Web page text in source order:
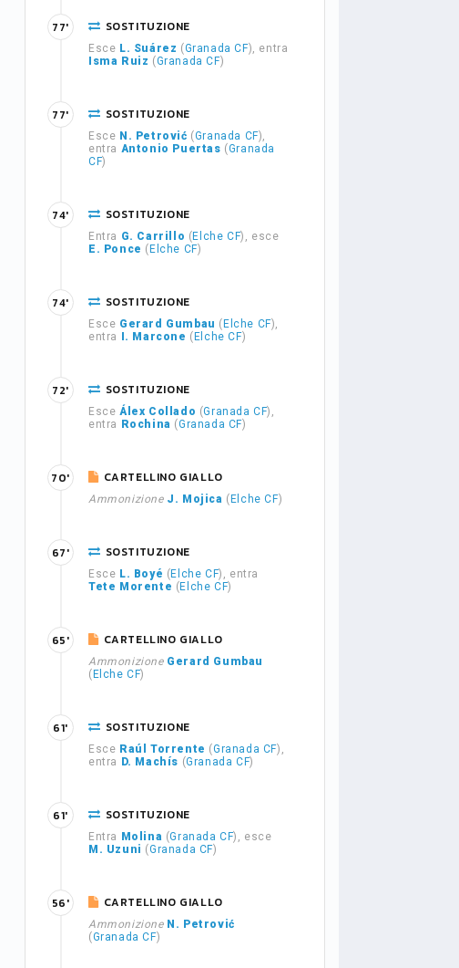
SOSTITUZIONE
Esce L. Suárez (Granada CF), entra
Isma Ruiz (Granada CF)
77'
SOSTITUZIONE
Esce N. Petrović (Granada CF),
entra Antonio Puertas (Granada
CF)
77'
SOSTITUZIONE
Entra G. Carrillo ( Elche CF), esce
E. Ponce ( Elche CF)
74'
SOSTITUZIONE
Esce Gerard Gumbau ( Elche CF),
entra
I. Marcone ( Elche CF)
74'
SOSTITUZIONE
Esce Álex Collado (Granada CF),
entra
Rochina (Granada CF)
72'
CARTELLINO GIALLO
Ammonizione J. Mojica ( Elche CF)
70'
SOSTITUZIONE
Esce L. Boyé ( Elche CF), entra
Tete Morente ( Elche CF)
67'
CARTELLINO GIALLO
Ammonizione Gerard Gumbau
( Elche CF)
65'
SOSTITUZIONE
Esce Raúl Torrente (Granada CF),
entra
D. Machís (Granada CF)
61'
SOSTITUZIONE
Entra Molina (Granada CF), esce
M. Uzuni (Granada CF)
61'
CARTELLINO GIALLO
Ammonizione N. Petrović
(Granada CF)
56'